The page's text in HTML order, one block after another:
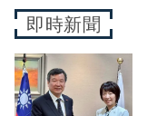
即時新聞